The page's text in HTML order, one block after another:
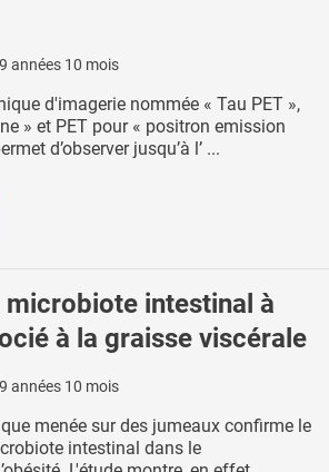
9 années 10 mois
d'imagerie nommée « Tau PET »,
» et PET pour « positron emission
d’observer jusqu’à l’ ...
microbiote intestinal à
à la graisse viscérale
9 années 10 mois
menée sur des jumeaux confirme le
intestinal dans le